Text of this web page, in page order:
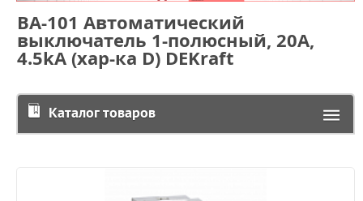
ВА-101 Автоматический
выключатель 1-полюсный, 20А,
4.5kА (хар-ка D) DEKraft
Каталог товаров